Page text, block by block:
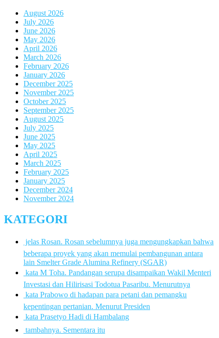
August 2026
July 2026
June 2026
May 2026
April 2026
March 2026
February 2026
January 2026
December 2025
November 2025
October 2025
September 2025
August 2025
July 2025
June 2025
May 2025
April 2025
March 2025
February 2025
January 2025
December 2024
November 2024
KATEGORI
 jelas Rosan. Rosan sebelumnya juga mengungkapkan bahwa
beberapa proyek yang akan memulai pembangunan antara
lain Smelter Grade Alumina Refinery (SGAR)
 kata M Toha. Pandangan serupa disampaikan Wakil Menteri
Investasi dan Hilirisasi Todotua Pasaribu. Menurutnya
 kata Prabowo di hadapan para petani dan pemangku
kepentingan pertanian. Menurut Presiden
 kata Prasetyo Hadi di Hambalang
 tambahnya. Sementara itu